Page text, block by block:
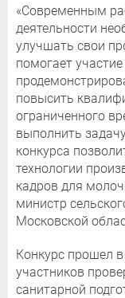
«Современным
деятельности
улучшать свои
помогает
повысить
ограниченного
выполнить
конкурса
технологии
кадров для
министр
Московской
Конкурс прошел
участников
санитарной